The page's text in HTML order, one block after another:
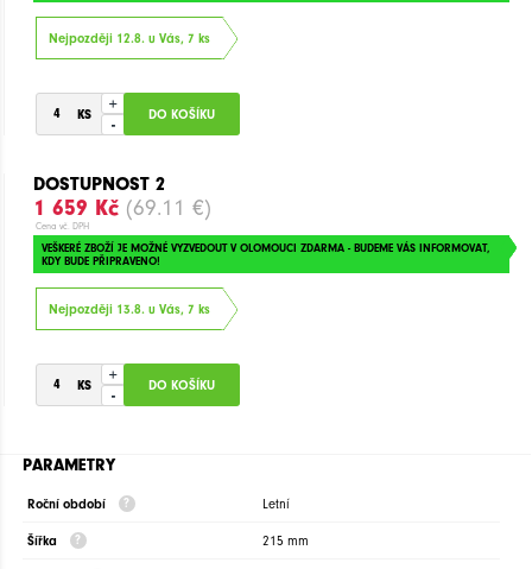
Nejpozději 12.8. u Vás, 7 ks
+
-
DOSTUPNOST 2
1 659 Kč (69.11 €)
Cena vč. DPH
VEŠKERÉ ZBOŽÍ JE MOŽNÉ VYZVEDOUT V OLOMOUCI ZDARMA - BUDEME VÁS INFORMOVAT,
KDY BUDE PŘIPRAVENO!
Nejpozději 13.8. u Vás, 7 ks
+
-
PARAMETRY
Roční období Letní
Šířka 215 mm